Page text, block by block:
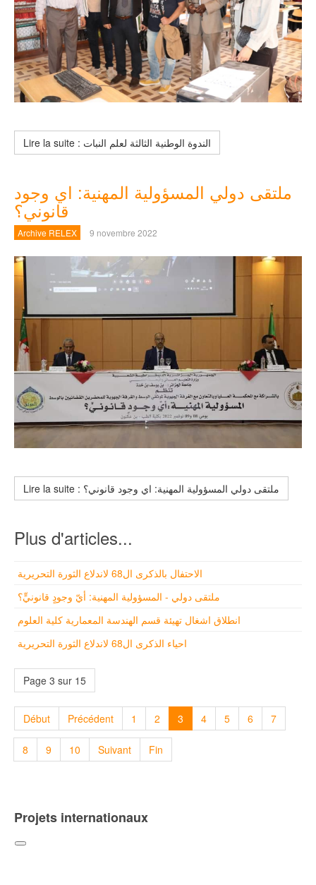
Lire la suite : الندوة الوطنية الثالثة لعلم النبات
ملتقى دولي المسؤولية المهنية: اي وجود
قانوني؟
Archive RELEX 9 novembre 2022
Lire la suite : ملتقى دولي المسؤولية المهنية: اي وجود قانوني؟
Plus d'articles...
الاحتفال بالذكرى ال68 لاندلاع الثورة التحريرية
ملتقى دولي - المسؤولية المهنية: أيّ وجودٍ قانونيٍّ؟
انطلاق اشغال تهيئة قسم الهندسة المعمارية كلية العلوم
احياء الذكرى ال68 لاندلاع الثورة التحريرية
Page 3 sur 15
Début Précédent 1 2 3 4 5 6 7
8 9 10 Suivant Fin
Projets internationaux